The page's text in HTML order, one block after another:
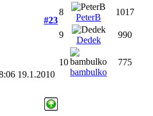
#23
19.1.2010
8
PeterB
1017
9
Dedek
990
10
bambulko
775